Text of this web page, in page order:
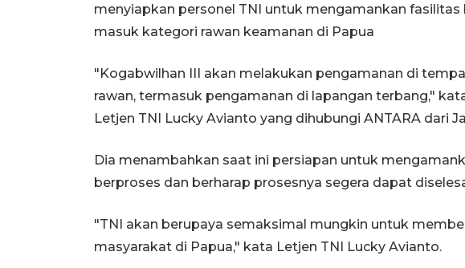
menyiapkan personel TNI untuk mengamankan
masuk kategori rawan keamanan di Papua
"Kogabwilhan III akan melakukan pengamanan di
rawan, termasuk pengamanan di lapangan terbang,"
Letjen TNI Lucky Avianto yang dihubungi ANTARA dari
Dia menambahkan saat ini persiapan untuk
berproses dan berharap prosesnya segera dapat
"TNI akan berupaya semaksimal mungkin untuk
masyarakat di Papua," kata Letjen TNI Lucky Avianto.